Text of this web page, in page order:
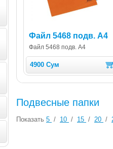
Файл 5468 подв. А4
Файл 5468 подв. А4
4900 Сум
Подвесные папки
Показать 5 / 10 / 15 / 20 /